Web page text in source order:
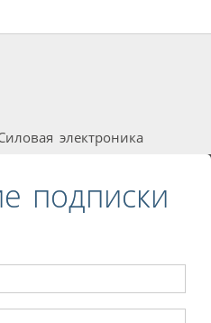
электроника
подписки